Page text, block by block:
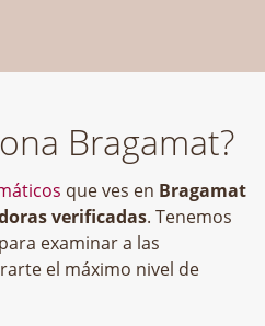
Bragamat?
que ves en Bragamat
verificadas. Tenemos
examinar a las
el máximo nivel de